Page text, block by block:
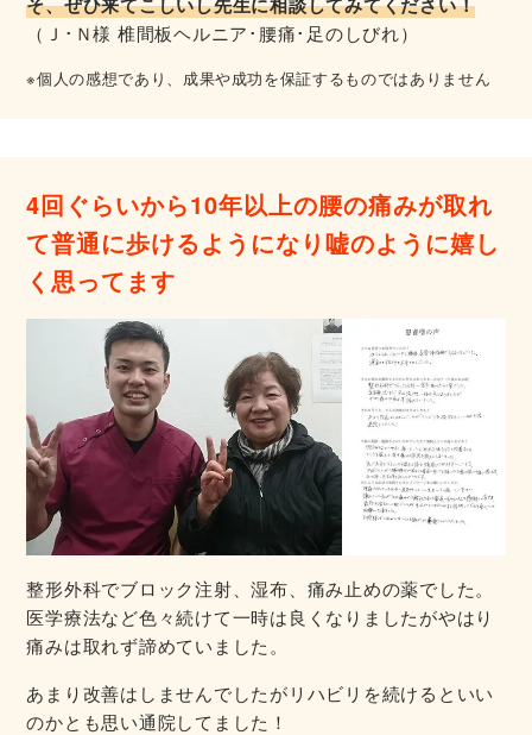
（Ｊ･Ｎ様 椎間板ヘルニア･腰痛･足のしびれ）
※個人の感想であり、成果や成功を保証するものではありません
4回ぐらいから10年以上の腰の痛みが取れ
て普通に歩けるようになり嘘のように嬉し
く思ってます
整形外科でブロック注射、湿布、痛み止めの薬でした。
医学療法など色々続けて一時は良くなりましたがやはり
痛みは取れず諦めていました。
あまり改善はしませんでしたがリハビリを続けるといい
のかとも思い通院してました！